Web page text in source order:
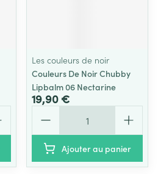
Les couleurs de noir
Couleurs De Noir Chubby
Lipbalm 06 Nectarine
19,90 €
Ajouter au panier